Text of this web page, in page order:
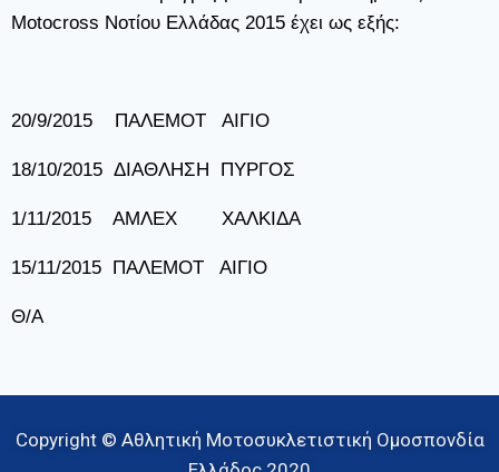
Motocross Νοτίου Ελλάδας 2015 έχει ως εξής:
20/9/2015 ΠΑΛΕΜΟΤ ΑΙΓΙΟ
18/10/2015 ΔΙΑΘΛΗΣΗ ΠΥΡΓΟΣ
1/11/2015 ΑΜΛΕΧ ΧΑΛΚΙΔΑ
15/11/2015 ΠΑΛΕΜΟΤ ΑΙΓΙΟ
Θ/Α
Copyright © Αθλητική Μοτοσυκλετιστική Ομοσπονδία